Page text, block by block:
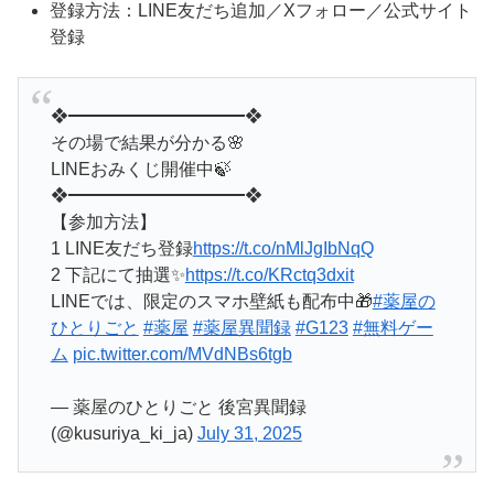
登録方法：LINE友だち追加／Xフォロー／公式サイト
登録
❖━━━━━━━━━━❖
その場で結果が分かる🌸
LINEおみくじ開催中🍃
❖━━━━━━━━━━❖
【参加方法】
1 LINE友だち登録https://t.co/nMlJgIbNqQ
2 下記にて抽選✨https://t.co/KRctq3dxit
LINEでは、限定のスマホ壁紙も配布中🎁#薬屋の
ひとりごと #薬屋 #薬屋異聞録 #G123 #無料ゲー
ム pic.twitter.com/MVdNBs6tgb
— 薬屋のひとりごと 後宮異聞録
(@kusuriya_ki_ja) July 31, 2025